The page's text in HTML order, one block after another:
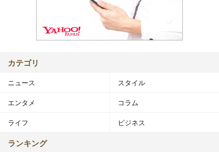
カテゴリ
ニュース スタイル
エンタメ コラム
ライフ ビジネス
ランキング